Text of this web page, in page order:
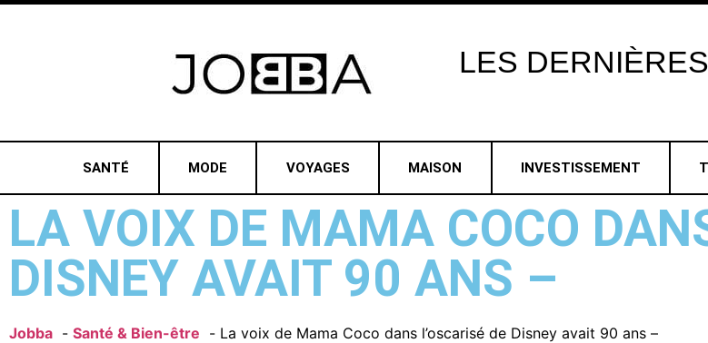
LES DERNIÈRES
SANTÉ MODE VOYAGES MAISON INVESTISSEMENT
LA VOIX DE MAMA COCO
DISNEY AVAIT 90 ANS –
Jobba Santé & Bien-être La voix de Mama Coco dans l’oscarisé de Disney avait 90 ans –